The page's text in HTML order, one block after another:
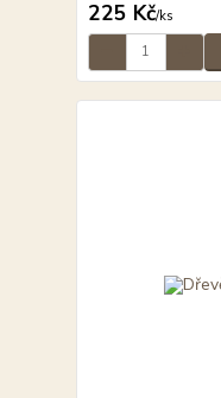
225 Kč/ks